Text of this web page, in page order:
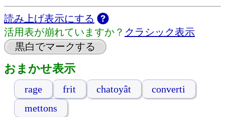
読み上げ表示にする
活用表が崩れていますか？ クラシック表示
黒白でマークする
おまかせ表示
rage frit chatoyât
converti
mettons